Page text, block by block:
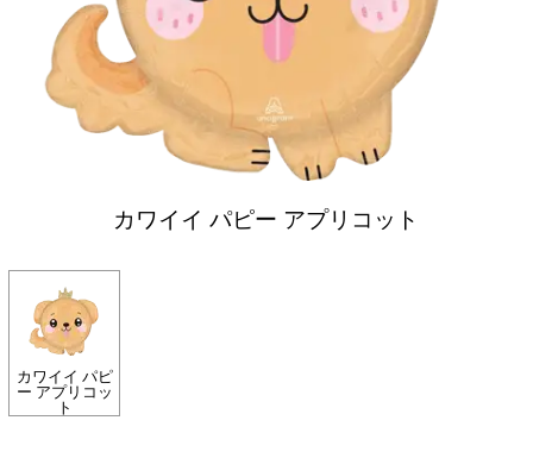
カワイイ パピー アプリコット
カワイイ パピ
ー アプリコッ
ト